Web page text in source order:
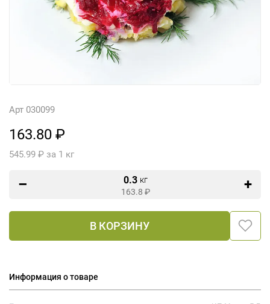
Арт 030099
163.80 ₽
545.99 ₽ за 1 кг
0.3 кг
163.8 ₽
В КОРЗИНУ
Информация о товаре